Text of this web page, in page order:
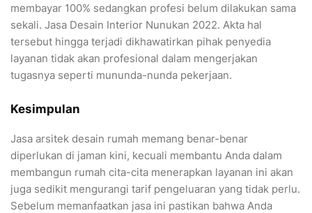
membayar 100% sedangkan profesi belum dilakukan sama
sekali. Jasa Desain Interior Nunukan 2022. Akta hal
tersebut hingga terjadi dikhawatirkan pihak penyedia
layanan tidak akan profesional dalam mengerjakan
tugasnya seperti mununda-nunda pekerjaan.
Kesimpulan
Jasa arsitek desain rumah memang benar-benar
diperlukan di jaman kini, kecuali membantu Anda dalam
membangun rumah cita-cita menerapkan layanan ini akan
juga sedikit mengurangi tarif pengeluaran yang tidak perlu.
Sebelum memanfaatkan jasa ini pastikan bahwa Anda